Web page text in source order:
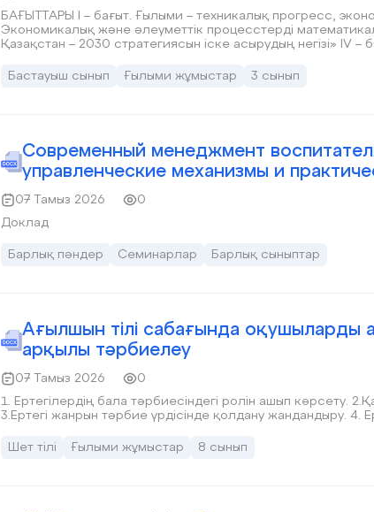
БАҒЫТТАРЫ І – бағыт. Ғылыми – техникалық прогресс,
Экономикалық және әлеуметтік процесстерді
Қазақстан – 2030 стратегиясын іске асырудың негізі» ІV
Бастауыш сынып
Ғылыми жұмыстар 3 сынып
Современный менеджмент
управленческие механизмы и
07 Тамыз 2026
0
Доклад
Барлық пәндер Семинарлар Барлық сыныптар
Ағылшын тілі сабағында оқушыларды
арқылы тәрбиелеу
07 Тамыз 2026
0
1. Ертегілердің бала тәрбиесіндегі ролін ашып көрсету.
Шет тілі Ғылыми жұмыстар 8 сынып